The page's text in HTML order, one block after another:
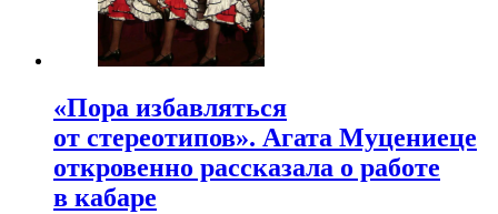
«Пора избавляться
от стереотипов». Агата Муцениеце
откровенно рассказала о работе
в кабаре